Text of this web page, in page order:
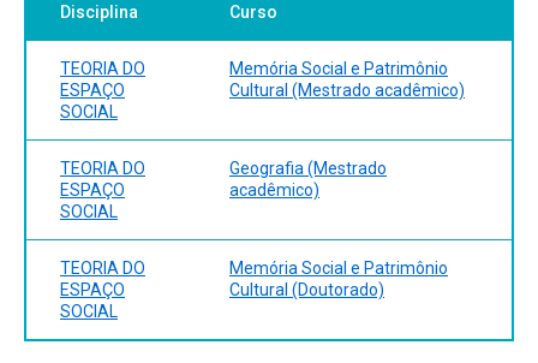
Disciplina Curso
TEORIA DO
ESPAÇO
SOCIAL
Memória Social e Patrimônio
Cultural (Mestrado acadêmico)
TEORIA DO
ESPAÇO
SOCIAL
Geografia (Mestrado
acadêmico)
TEORIA DO
ESPAÇO
SOCIAL
Memória Social e Patrimônio
Cultural (Doutorado)